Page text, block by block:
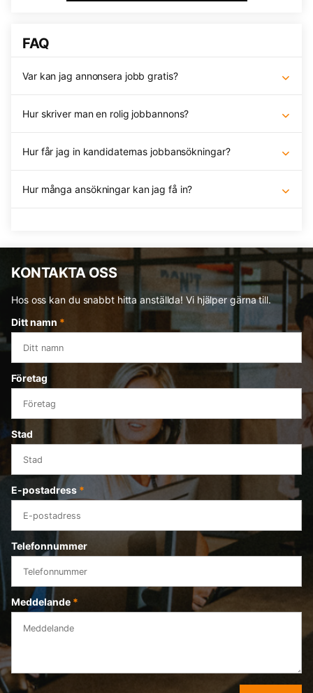
FAQ
Var kan jag annonsera jobb gratis?
Hur skriver man en rolig jobbannons?
Hur får jag in kandidaternas jobbansökningar?
Hur många ansökningar kan jag få in?
KONTAKTA OSS
Hos oss kan du snabbt hitta anställda! Vi hjälper gärna till.
Ditt namn *
Företag
Stad
E-postadress *
Telefonnummer
Meddelande *